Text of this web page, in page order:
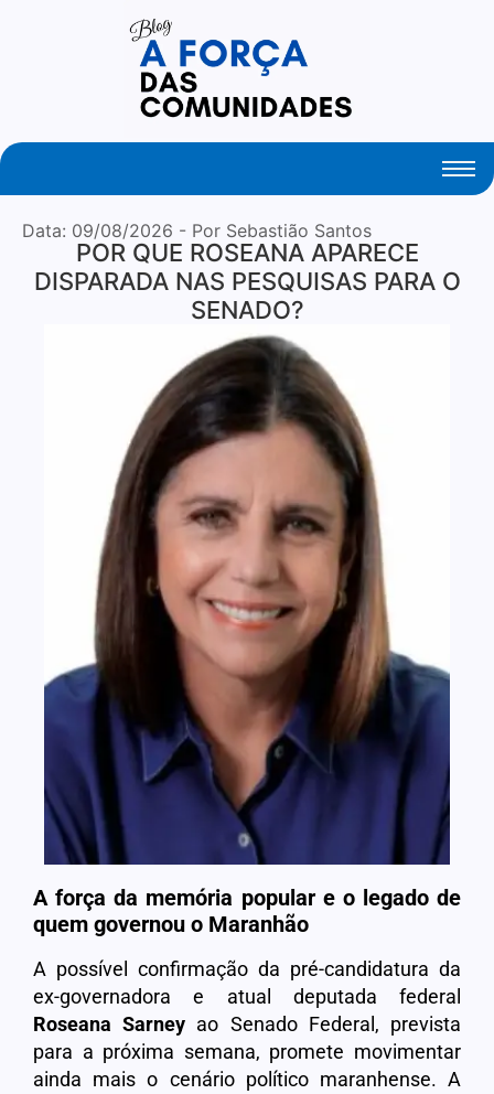
Your Daily Source of Fresh Articles
Data: 09/08/2026 - Por Sebastião Santos
POR QUE ROSEANA APARECE
DISPARADA NAS PESQUISAS PARA O
SENADO?
A força da memória popular e o legado de
quem governou o Maranhão
A possível confirmação da pré-candidatura da
ex-governadora e atual deputada federal
Roseana Sarney ao Senado Federal, prevista
para a próxima semana, promete movimentar
ainda mais o cenário político maranhense. A